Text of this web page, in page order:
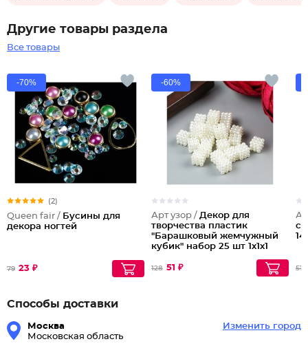
Другие товары раздела
Все товары
-70%
(2)
Queen fair / Бусины для
декора ногтей
79 23 ₽
-60%
Арт узор / Декор для
творчества пластик
"Барашковый жемчужный
кубик" набор 25 шт 1х1х1
128 51 ₽
14
51
Способы доставки
Москва
Московская область
Изменить город